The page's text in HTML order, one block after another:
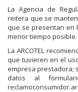
La Agencia de
reitera que se
que se presentan en
menor tiempo posible.
La ARCOTEL
que tuvieren en el
empresa prestadora;
datos al